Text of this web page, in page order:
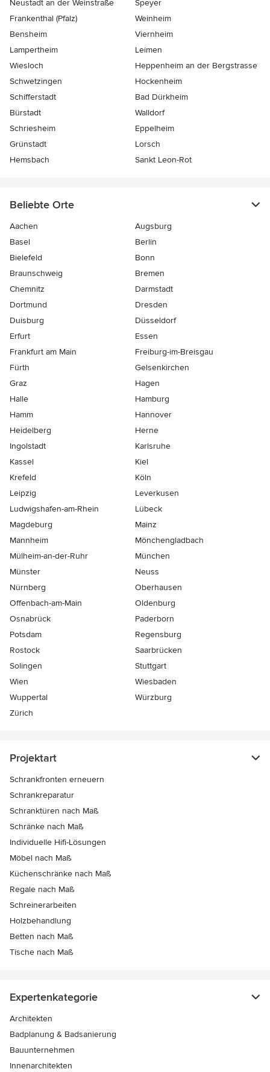
Neustadt an der Weinstraße
Speyer
Frankenthal (Pfalz)
Weinheim
Bensheim
Viernheim
Lampertheim
Leimen
Wiesloch
Heppenheim an der Bergstrasse
Schwetzingen
Hockenheim
Schifferstadt
Bad Dürkheim
Bürstadt
Walldorf
Schriesheim
Eppelheim
Grünstadt
Lorsch
Hemsbach
Sankt Leon-Rot
Beliebte Orte
Aachen
Augsburg
Basel
Berlin
Bielefeld
Bonn
Braunschweig
Bremen
Chemnitz
Darmstadt
Dortmund
Dresden
Duisburg
Düsseldorf
Erfurt
Essen
Frankfurt am Main
Freiburg-im-Breisgau
Fürth
Gelsenkirchen
Graz
Hagen
Halle
Hamburg
Hamm
Hannover
Heidelberg
Herne
Ingolstadt
Karlsruhe
Kassel
Kiel
Krefeld
Köln
Leipzig
Leverkusen
Ludwigshafen-am-Rhein
Lübeck
Magdeburg
Mainz
Mannheim
Mönchen­gladbach
Mülheim-an-der-Ruhr
München
Münster
Neuss
Nürnberg
Oberhausen
Offenbach-am-Main
Oldenburg
Osnabrück
Paderborn
Potsdam
Regensburg
Rostock
Saarbrücken
Solingen
Stuttgart
Wien
Wiesbaden
Wuppertal
Würzburg
Zürich
Projektart
Schrankfronten erneuern
Schrankreparatur
Schranktüren nach Maß
Schränke nach Maß
Individuelle Hifi-Lösungen
Möbel nach Maß
Küchenschränke nach Maß
Regale nach Maß
Schreinerarbeiten
Holzbehandlung
Betten nach Maß
Tische nach Maß
Expertenkategorie
Architekten
Badplanung & Badsanierung
Bauunternehmen
Innenarchitekten